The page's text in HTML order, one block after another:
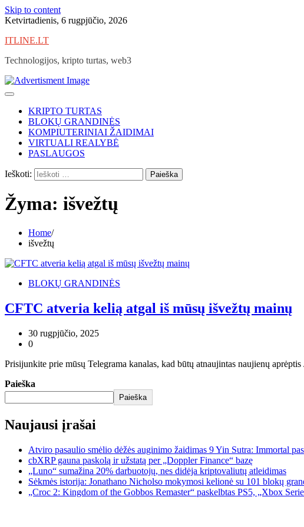
Skip to content
Ketvirtadienis, 6 rugpjūčio, 2026
ITLINE.LT
Technologijos, kripto turtas, web3
KRIPTO TURTAS
BLOKŲ GRANDINĖS
KOMPIUTERINIAI ŽAIDIMAI
VIRTUALI REALYBĖ
PASLAUGOS
Ieškoti:
Žyma: išvežtų
Home
išvežtų
BLOKŲ GRANDINĖS
CFTC atveria kelią atgal iš mūsų išvežtų mainų
30 rugpjūčio, 2025
0
Prisijunkite prie mūsų Telegrama kanalas, kad būtų atnaujintas naujienų
Paieška
Paieška
Naujausi įrašai
Atviro pasaulio smėlio dėžės auginimo žaidimas 9 Yin Sutra: Immortal
cbXRP gauna paskolą ir užstatą per „Doppler Finance“ bazę
„Luno“ sumažina 20% darbuotojų, nes didėja kriptovaliutų atleidimas
Sėkmės istorija: Jonathano Nicholso mokymosi kelionė su 101 blokų
„Croc 2: Kingdom of the Gobbos Remaster“ paskelbtas PS5, „Xbox